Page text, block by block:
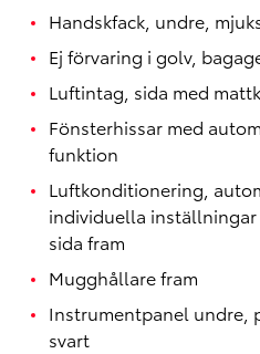
Handskfack, undre,
Ej förvaring i golv,
Luftintag, sida med
Fönsterhissar med
funktion
Luftkonditionering,
individuella
sida fram
Mugghållare fram
Instrumentpanel undre,
svart